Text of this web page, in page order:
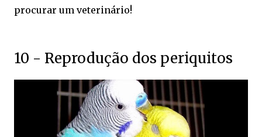
procurar um veterinário!
10 - Reprodução dos periquitos